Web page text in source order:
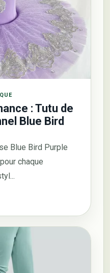
: Tutu de
Blue Bird
Blue Bird Purple
chaque